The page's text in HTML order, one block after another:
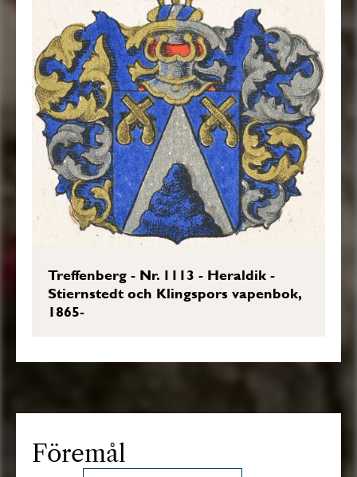
Treffenberg - Nr. 1113 - Heraldik -
Stiernstedt och Klingspors vapenbok,
1865-
Föremål